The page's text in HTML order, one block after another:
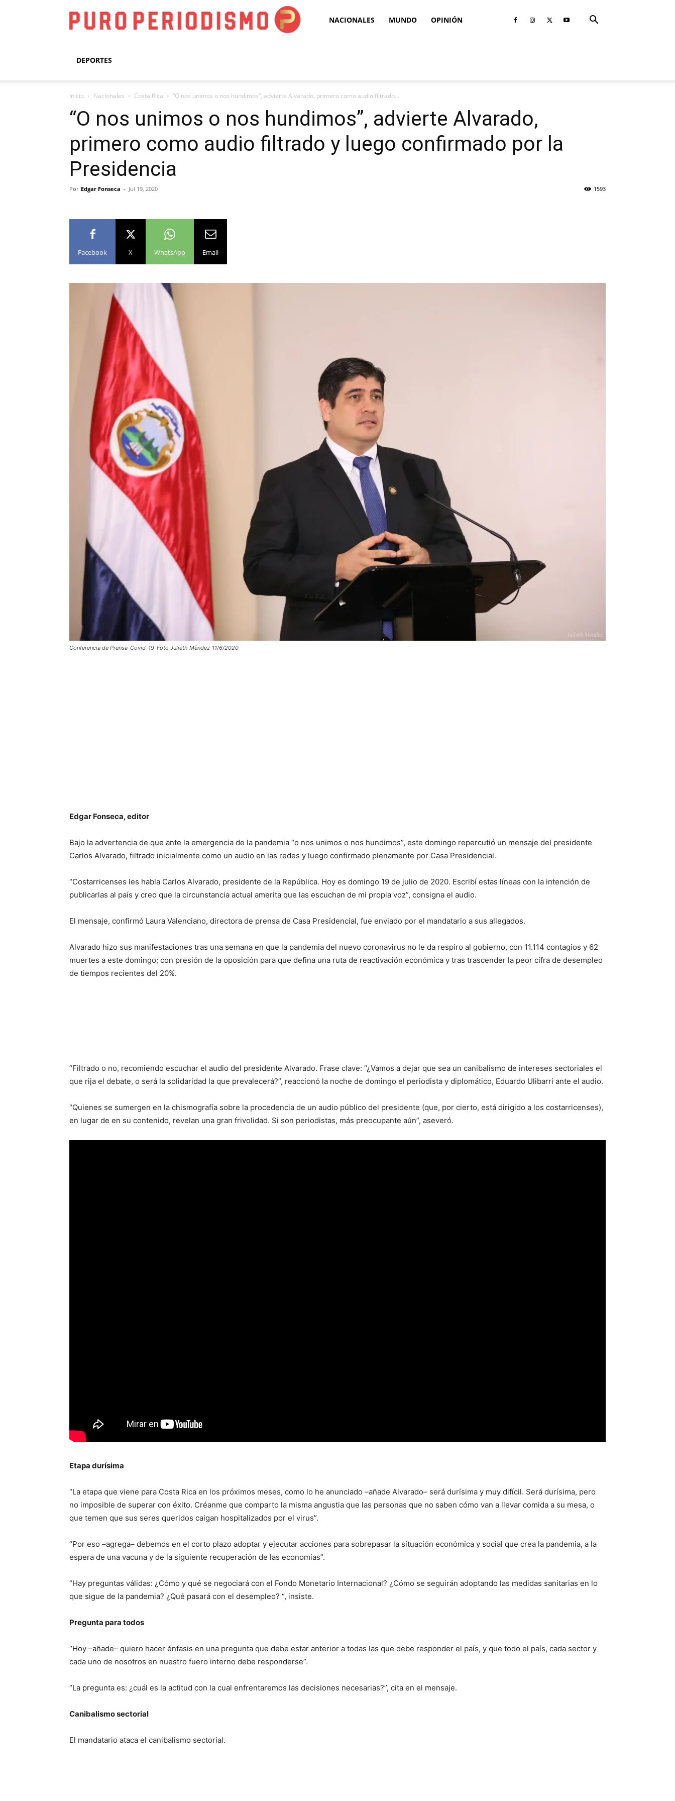
Puro NACIONALES MUNDO OPINIÓN
DEPORTES
Inicio Nacionales Costa Rica “O nos unimos o nos hundimos”, advierte Alvarado, primero como audio filtrado...
“O nos unimos o nos hundimos”, advierte Alvarado,
primero como audio filtrado y luego confirmado por la
Presidencia
Por Edgar Fonseca - Jul 19, 2020 1593
Facebook X WhatsApp Email
Conferencia de Prensa_Covid-19_Foto Julieth Méndez_11/6/2020
Edgar Fonseca, editor
Bajo la advertencia de que ante la emergencia de la pandemia “o nos unimos o nos hundimos”, este domingo repercutió un mensaje del presidente
Carlos Alvarado, filtrado inicialmente como un audio en las redes y luego confirmado plenamente por Casa Presidencial.
“Costarricenses les habla Carlos Alvarado, presidente de la República. Hoy es domingo 19 de julio de 2020. Escribí estas líneas con la intención de
publicarlas al país y creo que la circunstancia actual amerita que las escuchan de mi propia voz”, consigna el audio.
El mensaje, confirmó Laura Valenciano, directora de prensa de Casa Presidencial, fue enviado por el mandatario a sus allegados.
Alvarado hizo sus manifestaciones tras una semana en que la pandemia del nuevo coronavirus no le da respiro al gobierno, con 11.114 contagios y 62
muertes a este domingo; con presión de la oposición para que defina una ruta de reactivación económica y tras trascender la peor cifra de desempleo
de tiempos recientes del 20%.
“Filtrado o no, recomiendo escuchar el audio del presidente Alvarado. Frase clave: “¿Vamos a dejar que sea un canibalismo de intereses sectoriales el
que rija el debate, o será la solidaridad la que prevalecerá?”, reaccionó la noche de domingo el periodista y diplomático, Eduardo Ulibarri ante el audio.
“Quienes se sumergen en la chismografía sobre la procedencia de un audio público del presidente (que, por cierto, está dirigido a los costarricenses),
en lugar de en su contenido, revelan una gran frivolidad. Si son periodistas, más preocupante aún”, aseveró.
Etapa durísima
“La etapa que viene para Costa Rica en los próximos meses, como lo he anunciado –añade Alvarado– será durísima y muy difícil. Será durísima, pero
no imposible de superar con éxito. Créanme que comparto la misma angustia que las personas que no saben cómo van a llevar comida a su mesa, o
que temen que sus seres queridos caigan hospitalizados por el virus”.
“Por eso –agrega– debemos en el corto plazo adoptar y ejecutar acciones para sobrepasar la situación económica y social que crea la pandemia, a la
espera de una vacuna y de la siguiente recuperación de las economías”.
“Hay preguntas válidas: ¿Cómo y qué se negociará con el Fondo Monetario Internacional? ¿Cómo se seguirán adoptando las medidas sanitarias en lo
que sigue de la pandemia? ¿Qué pasará con el desempleo? “, insiste.
Pregunta para todos
“Hoy –añade– quiero hacer énfasis en una pregunta que debe estar anterior a todas las que debe responder el país, y que todo el país, cada sector y
cada uno de nosotros en nuestro fuero interno debe responderse”.
“La pregunta es: ¿cuál es la actitud con la cual enfrentaremos las decisiones necesarias?”, cita en el mensaje.
Canibalismo sectorial
El mandatario ataca el canibalismo sectorial.